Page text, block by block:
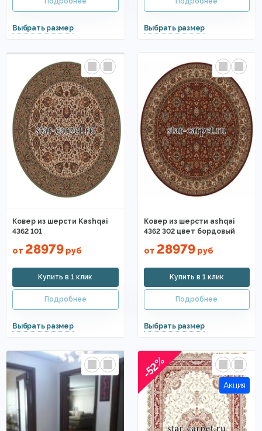
Ковер из шерсти Kashqai
4362 101
от 28979 руб
Ковер из шерсти ashqai
4362 302 цвет бордовый
от 28979руб
-52%